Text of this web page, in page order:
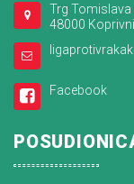
Trg Tomislava
48000
Facebook